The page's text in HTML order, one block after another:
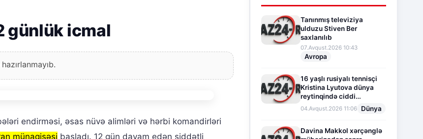
günlük icmal
endirməsi, əsas nüvə alimləri və hərbi komandirləri
münaqişəsi başladı. 12 gün davam edən şiddətli
Tanınmış televiziya
ulduzu Stiven Ber
saxlanılıb
07.Avqust.2026 10:43
Avropa
16 yaşlı rusiyalı tennisçi
Kristina Lyutova dünya
reytinqində ciddi
irəliləyişə imza atdı
04.Avqust.2026 11:06 Dünya
Davina Makkol xərçənglə